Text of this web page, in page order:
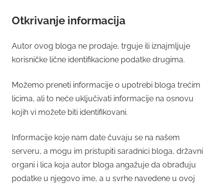
Otkrivanje informacija
Autor ovog bloga ne prodaje, trguje ili iznajmljuje
korisničke lične identifikacione podatke drugima.
Možemo preneti informacije o upotrebi bloga trećim
licima, ali to neće uključivati informacije na osnovu
kojih vi možete biti identifikovani.
Informacije koje nam date čuvaju se na našem
serveru, a mogu im pristupiti saradnici bloga, državni
organi i lica koja autor bloga angažuje da obrađuju
podatke u njegovo ime, a u svrhe navedene u ovoj